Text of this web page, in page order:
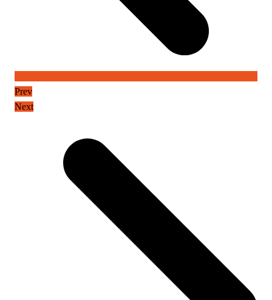
Prev
Next